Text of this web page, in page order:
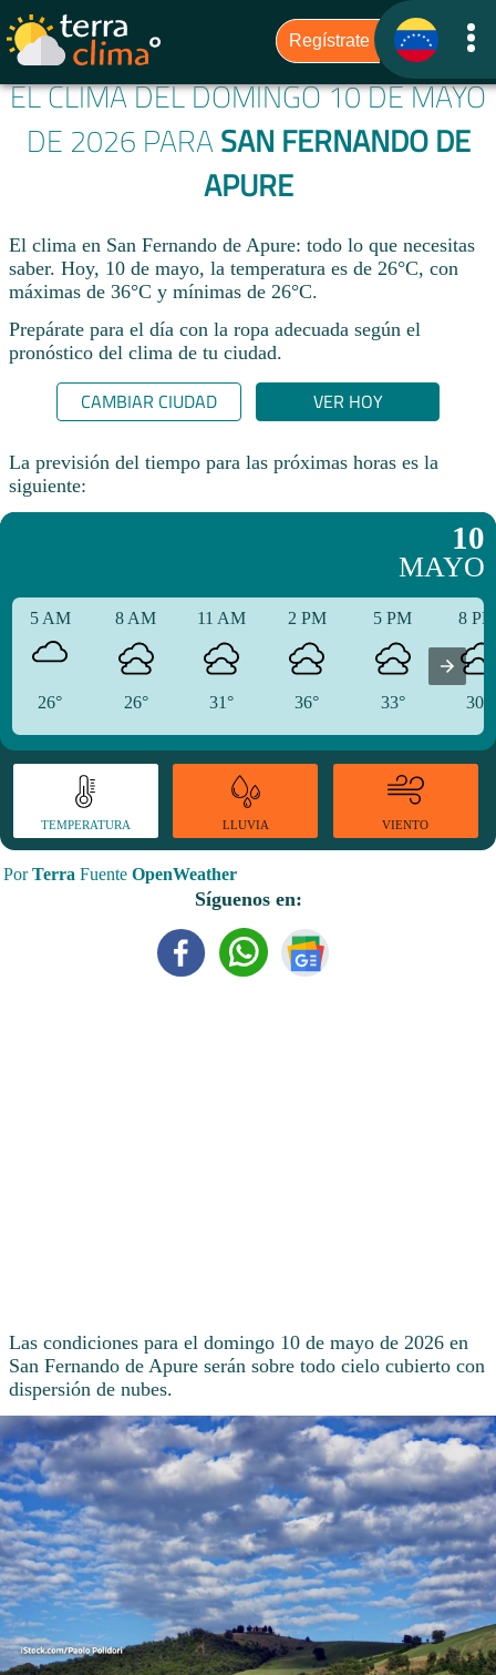
EL CLIMA DEL DOMINGO 10 DE MAYO
DE 2026 PARA SAN FERNANDO DE
APURE
El clima en San Fernando de Apure: todo lo que necesitas
saber. Hoy, 10 de mayo, la temperatura es de 26°C, con
máximas de 36°C y mínimas de 26°C.
Prepárate para el día con la ropa adecuada según el
pronóstico del clima de tu ciudad.​
CAMBIAR CIUDAD VER HOY
La previsión del tiempo para las próximas horas es la
siguiente:
10
MAYO
5 AM
26°
8 AM
26°
11 AM
31°
2 PM
36°
5 PM
33°
8
30°
TEMPERATURA LLUVIA VIENTO
PorTerra Fuente OpenWeather
Síguenos en:
Las condiciones para el domingo 10 de mayo de 2026 en
San Fernando de Apure serán sobre todo cielo cubierto con
dispersión de nubes.